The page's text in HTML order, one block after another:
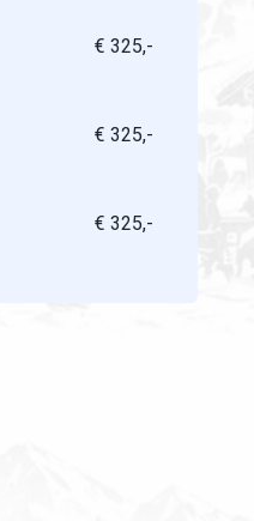
€ 325,-
€ 325,-
€ 325,-